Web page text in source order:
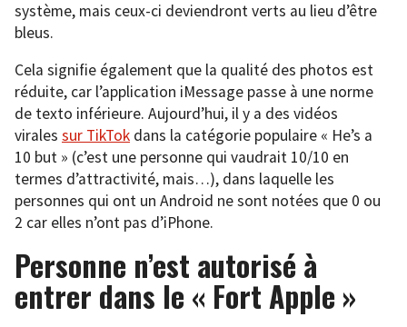
système, mais ceux-ci deviendront verts au lieu d’être
bleus.
Cela signifie également que la qualité des photos est
réduite, car l’application iMessage passe à une norme
de texto inférieure. Aujourd’hui, il y a des vidéos
virales sur TikTok dans la catégorie populaire « He’s a
10 but » (c’est une personne qui vaudrait 10/10 en
termes d’attractivité, mais…), dans laquelle les
personnes qui ont un Android ne sont notées que 0 ou
2 car elles n’ont pas d’iPhone.
Personne n’est autorisé à
entrer dans le « Fort Apple »